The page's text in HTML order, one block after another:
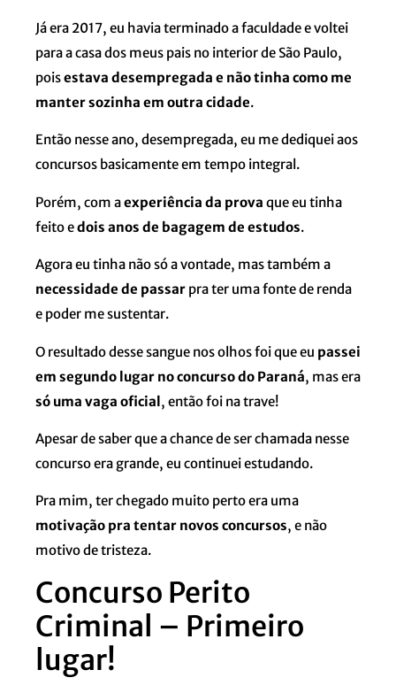
Já era 2017, eu havia terminado a faculdade e voltei
para a casa dos meus pais no interior de São Paulo,
poisestava desempregada e não tinha como me
manter sozinha em outra cidade.
Então nesse ano, desempregada, eu me dediquei aos
concursos basicamente em tempo integral.
Porém, com aexperiência da prova que eu tinha
feito edois anos de bagagem de estudos.
Agora eu tinha não só a vontade, mas também a
necessidade de passar pra ter uma fonte de renda
e poder me sustentar.
O resultado desse sangue nos olhos foi que eu passei
em segundo lugar no concurso do Paraná, mas era
só uma vaga oficial, então foi na trave!
Apesar de saber que a chance de ser chamada nesse
concurso era grande, eu continuei estudando.
Pra mim, ter chegado muito perto era uma
motivação pra tentar novos concursos, e não
motivo de tristeza.
Concurso Perito
Criminal – Primeiro
lugar!